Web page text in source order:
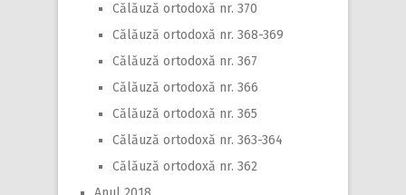
Călăuză ortodoxă nr. 370
Călăuză ortodoxă nr. 368-369
Călăuză ortodoxă nr. 367
Călăuză ortodoxă nr. 366
Călăuză ortodoxă nr. 365
Călăuză ortodoxă nr. 363-364
Călăuză ortodoxă nr. 362